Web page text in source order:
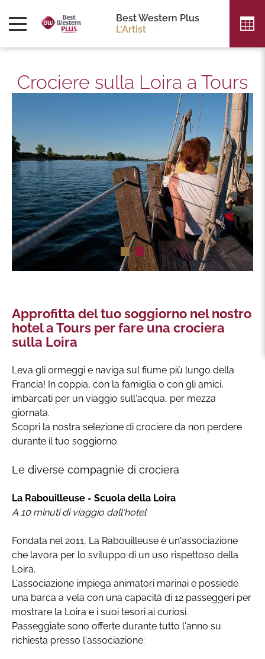
Best Western Plus
L'Artist
Crociere sulla Loira a Tours
Approfitta del tuo soggiorno nel nostro
hotel a Tours per fare una crociera
sulla Loira
Leva gli ormeggi e naviga sul fiume più lungo della
Francia! In coppia, con la famiglia o con gli amici,
imbarcati per un viaggio sull'acqua, per mezza
giornata.
Scopri la nostra selezione di crociere da non perdere
durante il tuo soggiorno.
Le diverse compagnie di crociera
La Rabouilleuse - Scuola della Loira
A 10 minuti di viaggio dall'hotel
Fondata nel 2011, La Rabouilleuse è un'associazione
che lavora per lo sviluppo di un uso rispettoso della
Loira.
L'associazione impiega animatori marinai e possiede
una barca a vela con una capacità di 12 passeggeri per
mostrare la Loira e i suoi tesori ai curiosi.
Passeggiate sono offerte durante tutto l'anno su
richiesta presso l'associazione: